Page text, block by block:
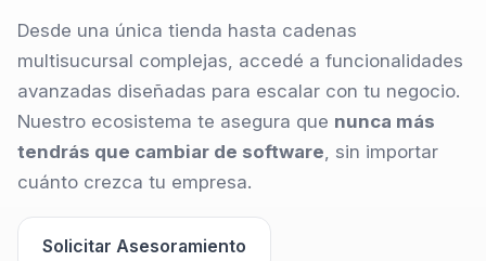
Desde una única tienda hasta cadenas
multisucursal complejas, accedé a funcionalidades
avanzadas diseñadas para escalar con tu negocio.
Nuestro ecosistema te asegura que nunca más
tendrás que cambiar de software, sin importar
cuánto crezca tu empresa.
Solicitar Asesoramiento